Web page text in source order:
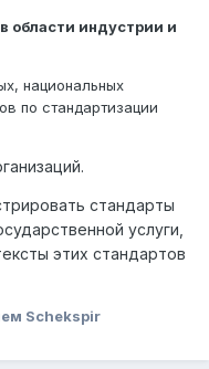
области индустрии и
национальных
по стандартизации
стандарты
услуги,
этих стандартов
Schekspir